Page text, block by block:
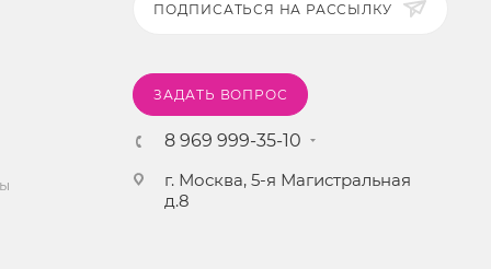
ПОДПИСАТЬСЯ НА РАССЫЛКУ
ЗАДАТЬ ВОПРОС
8 969 999-35-10
г. Москва, 5-я Магистральная
д.8